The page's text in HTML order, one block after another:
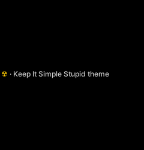
☢ · Keep It Simple Stupid theme